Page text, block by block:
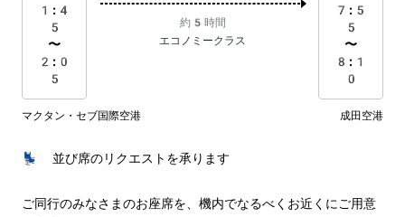
1:4
5
〜
2:0
5
約5時間
エコノミークラス
7:5
5
〜
8:1
0
マクタン・セブ国際空港 成田空港
💺 並び席のリクエストを承ります
ご同行のみなさまのお座席を、機内でなるべくお近くにご用意